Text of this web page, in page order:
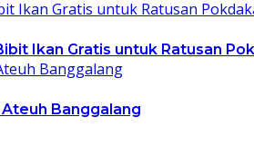
Ikan Gratis untuk Ratusan
Banggalang